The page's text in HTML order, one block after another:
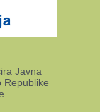
Javna
Republike